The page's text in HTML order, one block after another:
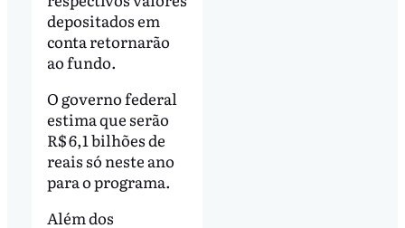
depositados em
conta retornarão
ao fundo.
O governo federal
estima que serão
R$ 6,1 bilhões de
reais só neste ano
para o programa.
Além dos